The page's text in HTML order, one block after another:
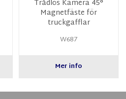
Trådlös Kamera 45°
Magnetfäste för
truckgafflar
W687
Mer info